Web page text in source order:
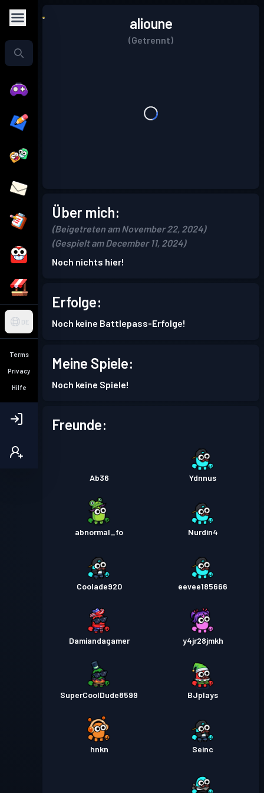
DE
Terms
Privacy
Hilfe
alioune
(Getrennt)
Über mich:
(Beigetreten am November 22, 2024)
(Gespielt am December 11, 2024)
Noch nichts hier!
Erfolge:
Noch keine Battlepass-Erfolge!
Meine Spiele:
Noch keine Spiele!
Freunde:
Ab36 Ydnnus
abnormal_fo Nurdin4
Coolade920 eevee185666
Damiandagamer y4jr28jmkh
SuperCoolDude8599 BJplays
hnkn Seinc